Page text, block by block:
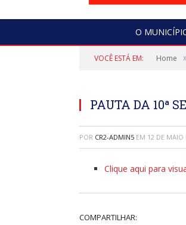
O
VOCÊ ESTÁ EM: Home
PAUTA DA 10ª
POR CR2-ADMIN5 EM 12 DE MAIO
Clique aqui para
COMPARTILHAR: